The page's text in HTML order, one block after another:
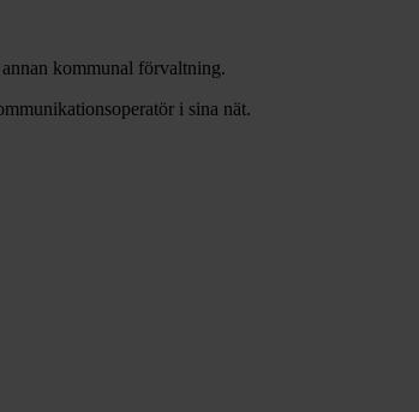
kommunal förvaltning.
i sina nät.